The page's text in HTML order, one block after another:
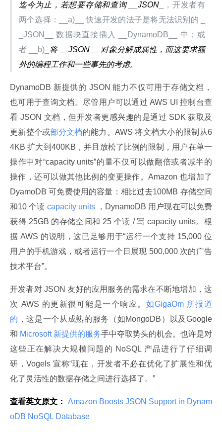
迄今为止，若想要存储和查询 __JSON _，开发者有
两个选择：__a)__ 快速开发的法子是将无法识别的 _
_JSON__ 数据块直接插入 __DynamoDB__ 中；或
者 __b)_ 将 __JSON__ 对象分解成属性，而这要求额
外的编程工作和一些事先的考虑。
DynamoDB 新提供的 JSON 能力不仅可用于存储文档，
也可用于查询文档。尽管用户可以通过 AWS UI 控制台查
看 JSON 文档，但开发者更感兴趣的是通过 SDK 获取及
更新整个或部分文档的能力。AWS 将文档大小的限制从6
4KB 扩大到400KB，并且放松了比例的限制，用户在单一
操作中对“capacity units”的量不仅可以做翻倍或者减半的
操作，还可以做其他比例的变更操作。Amazon 也增加了
DyamoDB 可免费使用的容量：相比过去100MB 存储空间
和10 个读 capacity units
，DynamoDB 用户现在可以免费
获得 25GB 的存储空间和 25 个读 / 写 capacity units。根
据 AWS 的说明，这已足够用于“运行一个支持 15,000 位
用户的手机游戏，或者运行一个日展现 500,000 次的广告
技术平台”。
开发者对 JSON 友好的应用服务的需求在不断地增加，这
次 AWS 的更新很可能是一个响应。 如GigaOm 所报道
的 ，这是一个从成熟的服务（如MongoDB）以及Google
和 Microsoft 新提供的服务手中夺取势头的机会。也许是对
这些正在解决大规模问题的 NoSQL 产品进行了仔细调
研，Vogels 宣称“现在，开发者不必在优化了扩展性和优
化了灵活性的数据存储之间进行选择了。”
查看英文原文：
Amazon Boosts JSON Support in Dynam
oDB NoSQL Database